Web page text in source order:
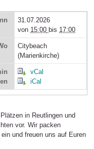
31.07.2026
von 15:00 bis 17:00
Citybeach
(Marienkirche)
vCal
iCal
in Reutlingen und
vor. Wir packen
und freuen uns auf Euren